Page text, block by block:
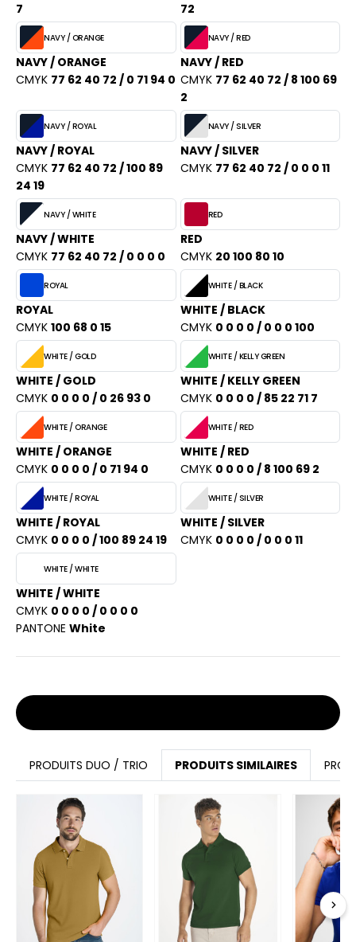
7
72
NAVY / ORANGE
NAVY / ORANGE
CMYK 77 62 40 72 / 0 71 94 0
NAVY / RED
NAVY / RED
CMYK 77 62 40 72 / 8 100 69
2
NAVY / ROYAL
NAVY / ROYAL
CMYK 77 62 40 72 / 100 89
24 19
NAVY / SILVER
NAVY / SILVER
CMYK 77 62 40 72 / 0 0 0 11
NAVY / WHITE
NAVY / WHITE
CMYK 77 62 40 72 / 0 0 0 0
RED
RED
CMYK 20 100 80 10
ROYAL
ROYAL
CMYK 100 68 0 15
WHITE / BLACK
WHITE / BLACK
CMYK 0 0 0 0 / 0 0 0 100
WHITE / GOLD
WHITE / GOLD
CMYK 0 0 0 0 / 0 26 93 0
WHITE / KELLY GREEN
WHITE / KELLY GREEN
CMYK 0 0 0 0 / 85 22 71 7
WHITE / ORANGE
WHITE / ORANGE
CMYK 0 0 0 0 / 0 71 94 0
WHITE / RED
WHITE / RED
CMYK 0 0 0 0 / 8 100 69 2
WHITE / ROYAL
WHITE / ROYAL
CMYK 0 0 0 0 / 100 89 24 19
WHITE / SILVER
WHITE / SILVER
CMYK 0 0 0 0 / 0 0 0 11
WHITE / WHITE
WHITE / WHITE
CMYK 0 0 0 0 / 0 0 0 0
PANTONE White
PRODUITS DUO / TRIO PRODUITS SIMILAIRES